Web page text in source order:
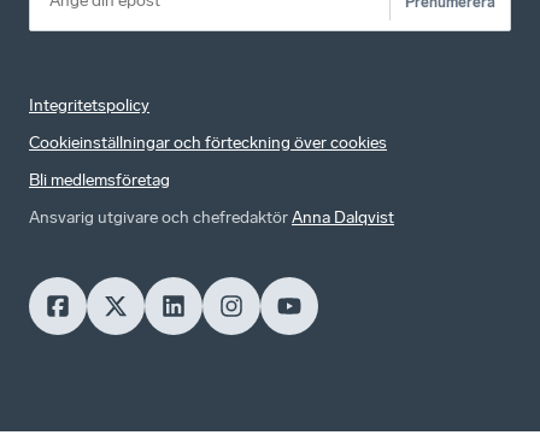
Integritetspolicy
Cookieinställningar och förteckning över cookies
Bli medlemsföretag
Ansvarig utgivare och chefredaktörAnna Dalqvist